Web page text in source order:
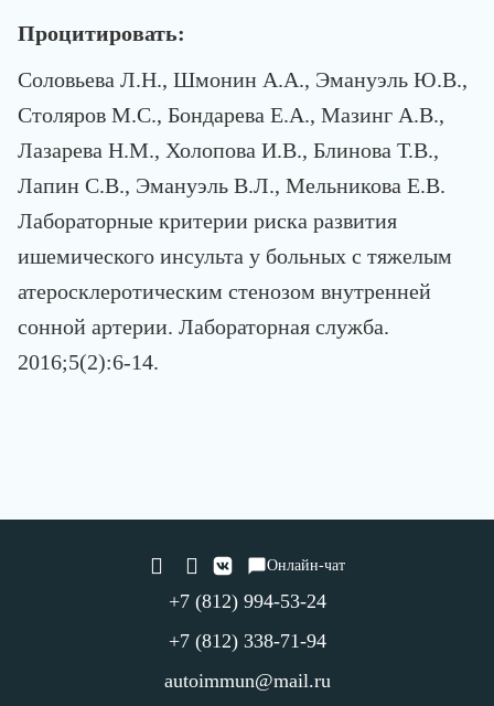
Процитировать:
Соловьева Л.Н., Шмонин А.А., Эмануэль Ю.В.,
Столяров М.С., Бондарева Е.А., Мазинг А.В.,
Лазарева Н.М., Холопова И.В., Блинова Т.В.,
Лапин С.В., Эмануэль В.Л., Мельникова Е.В.
Лабораторные критерии риска развития
ишемического инсульта у больных с тяжелым
атеросклеротическим стенозом внутренней
сонной артерии. Лабораторная служба.
2016;5(2):6‑14.
Онлайн-чат
+7 (812) 994-53-24
+7 (812) 338-71-94
autoimmun@mail.ru